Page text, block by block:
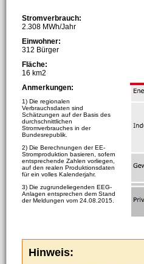
Stromverbrauch:
2.308 MWh/Jahr
Einwohner:
312 Bürger
Fläche:
16 km2
Anmerkungen:
1) Die regionalen
Verbrauchsdaten sind
Schätzungen auf der Basis des
durchschnittlichen
Stromverbrauches in der
Bundesrepublik.
2) Die Berechnungen der EE-
Stromproduktion basieren, sofern
entsprechende Zahlen vorliegen,
auf den realen Produktionsdaten
für ein volles Kalenderjahr.
3) Die zugrundeliegenden EEG-
Anlagen entsprechen dem Stand
der Meldungen vom 24.08.2015.
Hinweis: